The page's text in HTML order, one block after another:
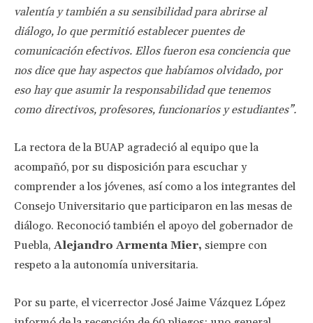
valentía y también a su sensibilidad para abrirse al
diálogo, lo que permitió establecer puentes de
comunicación efectivos. Ellos fueron esa conciencia que
nos dice que hay aspectos que habíamos olvidado, por
eso hay que asumir la responsabilidad que tenemos
como directivos, profesores, funcionarios y estudiantes”.
La rectora de la BUAP agradeció al equipo que la
acompañó, por su disposición para escuchar y
comprender a los jóvenes, así como a los integrantes del
Consejo Universitario que participaron en las mesas de
diálogo. Reconoció también el apoyo del gobernador de
Puebla, Alejandro Armenta Mier, siempre con
respeto a la autonomía universitaria.
Por su parte, el vicerrector José Jaime Vázquez López